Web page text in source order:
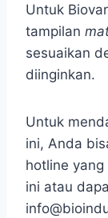
Untuk
tampilan
sesuaikan
diinginkan.
Untuk
ini, Anda
hotline
ini atau